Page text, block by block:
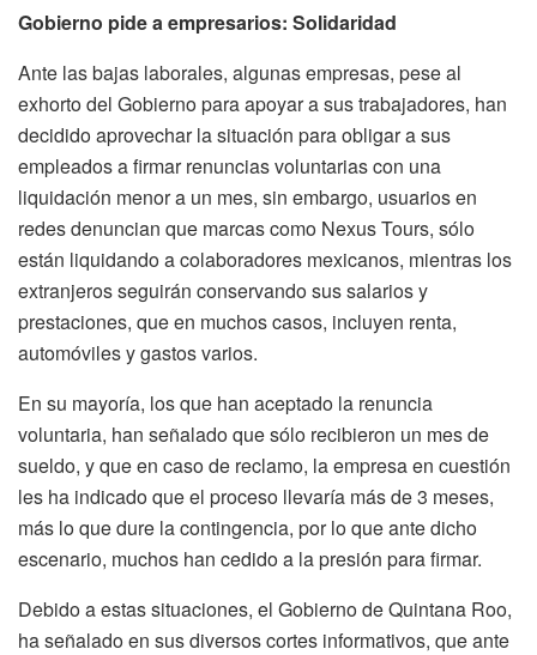
Gobierno pide a empresarios: Solidaridad
Ante las bajas laborales, algunas empresas, pese al
exhorto del Gobierno para apoyar a sus trabajadores, han
decidido aprovechar la situación para obligar a sus
empleados a firmar renuncias voluntarias con una
liquidación menor a un mes, sin embargo, usuarios en
redes denuncian que marcas como Nexus Tours, sólo
están liquidando a colaboradores mexicanos, mientras los
extranjeros seguirán conservando sus salarios y
prestaciones, que en muchos casos, incluyen renta,
automóviles y gastos varios.
En su mayoría, los que han aceptado la renuncia
voluntaria, han señalado que sólo recibieron un mes de
sueldo, y que en caso de reclamo, la empresa en cuestión
les ha indicado que el proceso llevaría más de 3 meses,
más lo que dure la contingencia, por lo que ante dicho
escenario, muchos han cedido a la presión para firmar.
Debido a estas situaciones, el Gobierno de Quintana Roo,
ha señalado en sus diversos cortes informativos, que ante